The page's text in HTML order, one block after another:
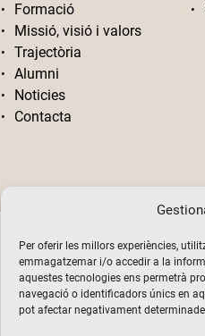
Per oferir les millors experiències,
emmagatzemar i/o accedir a la
aquestes tecnologies ens permetrà
navegació o identificadors únics en
pot afectar negativament
Formació
Missió, visió i valors
Trajectòria
Alumni
Noticies
Contacta